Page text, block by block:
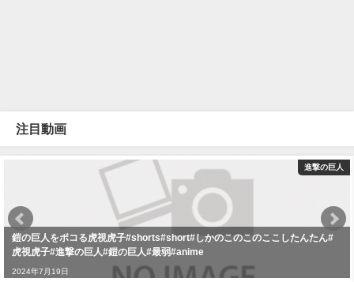
注目動画
進撃の巨人
鎧の巨人をボコる虎視虎子#shorts#short#しかのこのこのここしたんたん#
虎視虎子#進撃の巨人#鎧の巨人#最弱#anime
2024年7月19日